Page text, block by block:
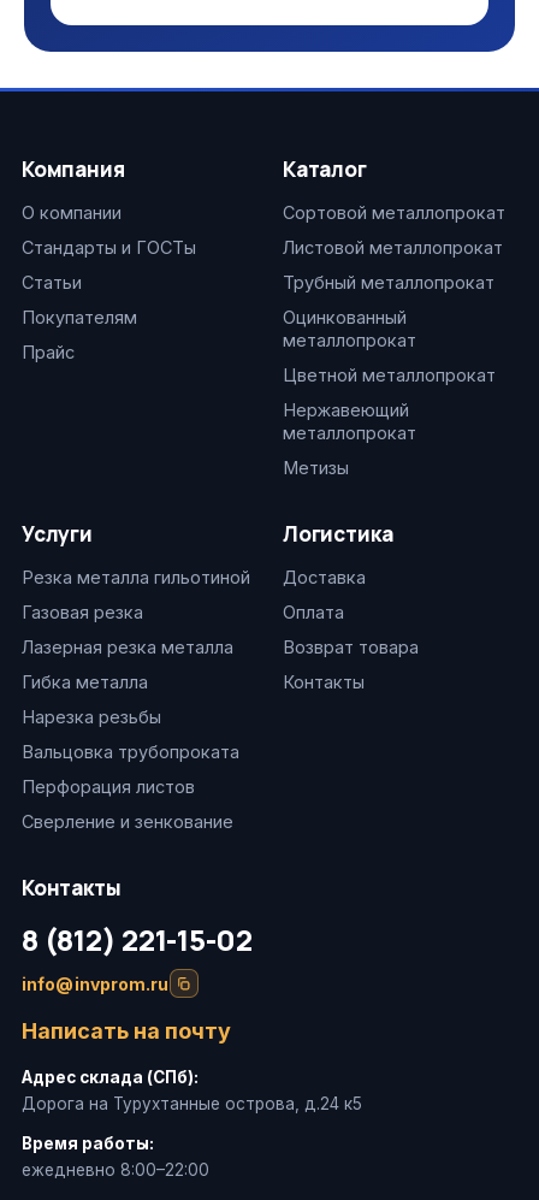
Компания
О компании
Стандарты и ГОСТы
Статьи
Покупателям
Прайс
Каталог
Сортовой металлопрокат
Листовой металлопрокат
Трубный металлопрокат
Оцинкованный
металлопрокат
Цветной металлопрокат
Нержавеющий
металлопрокат
Метизы
Услуги
Резка металла гильотиной
Газовая резка
Лазерная резка металла
Гибка металла
Нарезка резьбы
Вальцовка трубопроката
Перфорация листов
Сверление и зенкование
Логистика
Доставка
Оплата
Возврат товара
Контакты
Контакты
8 (812) 221-15-02
info@invprom.ru
Написать на почту
Адрес склада (СПб):
Дорога на Турухтанные острова, д.24 к5
Время работы:
ежедневно 8:00–22:00